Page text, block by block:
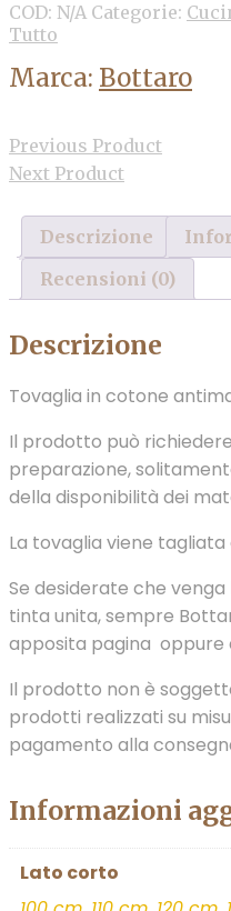
COD: N/A Categorie:
Tutto
Marca: Bottaro
Previous Product
Next Product
Descrizione
Recensioni (0)
Descrizione
Tovaglia in cotone
Il prodotto può
preparazione,
della disponibilità dei
La tovaglia viene tagliata
Se desiderate che
tinta unita, sempre
apposita pagina oppure
Il prodotto non è
prodotti realizzati su
pagamento alla
Informazioni
Lato corto